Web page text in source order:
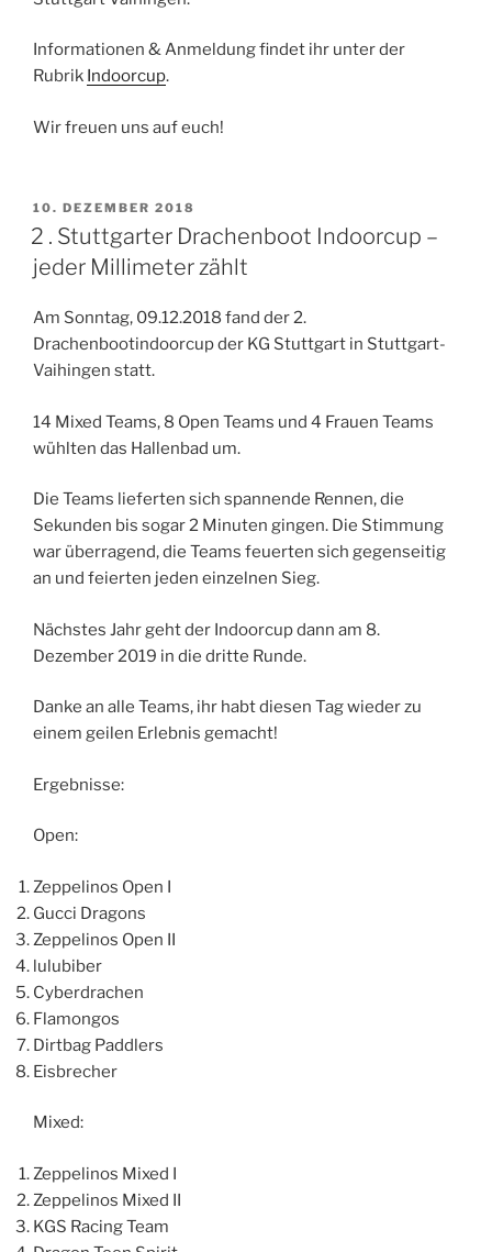
Informationen & Anmeldung findet ihr unter der
Rubrik Indoorcup.
Wir freuen uns auf euch!
VERÖFFENTLICHT
AM
10. DEZEMBER 2018
2 . Stuttgarter Drachenboot Indoorcup –
jeder Millimeter zählt
Am Sonntag, 09.12.2018 fand der 2.
Drachenbootindoorcup der KG Stuttgart in Stuttgart-
Vaihingen statt.
14 Mixed Teams, 8 Open Teams und 4 Frauen Teams
wühlten das Hallenbad um.
Die Teams lieferten sich spannende Rennen, die
Sekunden bis sogar 2 Minuten gingen. Die Stimmung
war überragend, die Teams feuerten sich gegenseitig
an und feierten jeden einzelnen Sieg.
Nächstes Jahr geht der Indoorcup dann am 8.
Dezember 2019 in die dritte Runde.
Danke an alle Teams, ihr habt diesen Tag wieder zu
einem geilen Erlebnis gemacht!
Ergebnisse:
Open:
Zeppelinos Open I
Gucci Dragons
Zeppelinos Open II
lulubiber
Cyberdrachen
Flamongos
Dirtbag Paddlers
Eisbrecher
Mixed:
Zeppelinos Mixed I
Zeppelinos Mixed II
KGS Racing Team